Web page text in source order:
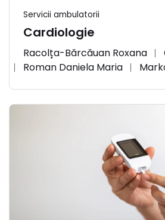
Servicii ambulatorii
Cardiologie
Racolța-Bărcăuan Roxana
Roman Daniela Maria